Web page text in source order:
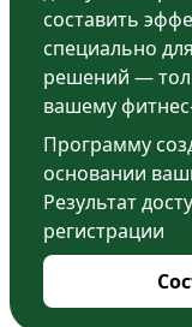
составить
специально
решений —
вашему
Программу
основании
Результат
регистрации